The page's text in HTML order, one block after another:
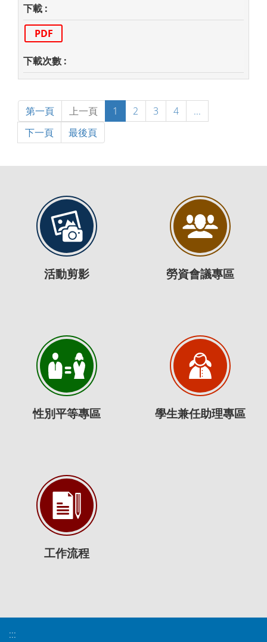
PDF
第一頁 上一頁 1 2 3 4
...
下一頁
最後頁
活動剪影 勞資會議專區
性別平等專區 學生兼任助理專區
工作流程
:::